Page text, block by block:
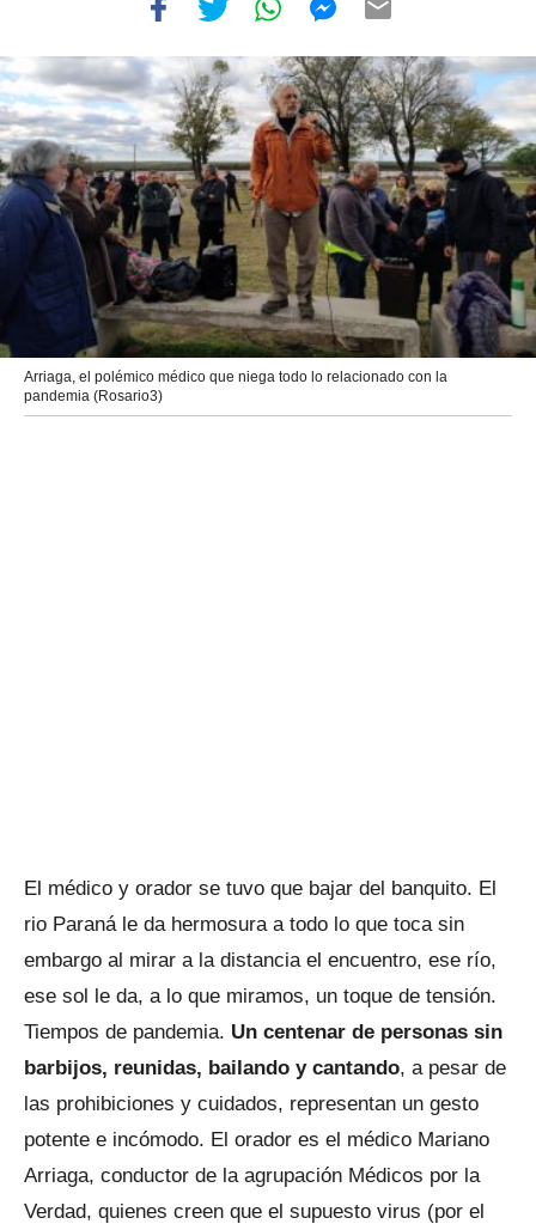
Arriaga, el polémico médico que niega todo lo relacionado con la
pandemia (Rosario3)
El médico y orador se tuvo que bajar del banquito. El
rio Paraná le da hermosura a todo lo que toca sin
embargo al mirar a la distancia el encuentro, ese río,
ese sol le da, a lo que miramos, un toque de tensión.
Tiempos de pandemia. Un centenar de personas sin
barbijos, reunidas, bailando y cantando, a pesar de
las prohibiciones y cuidados, representan un gesto
potente e incómodo. El orador es el médico Mariano
Arriaga, conductor de la agrupación Médicos por la
Verdad, quienes creen que el supuesto virus (por el